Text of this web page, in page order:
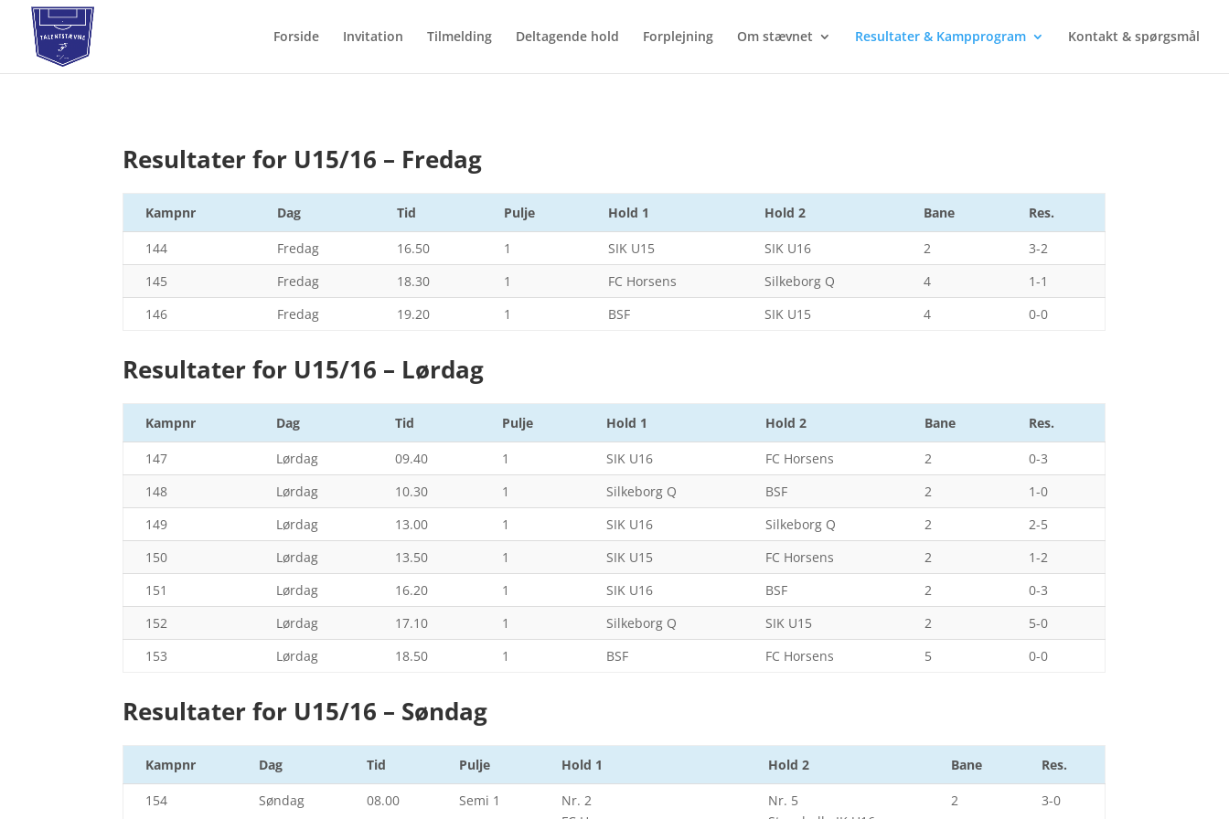
Forside Invitation Tilmelding Deltagende hold Forplejning Om stævnet Resultater & Kampprogram Kontakt & spørgsmål
Resultater for U15/16 – Fredag
Kampnr Dag Tid Pulje Hold 1 Hold 2 Bane Res.
144 Fredag 16.50 1 SIK U15 SIK U16 2
3-2
145
Fredag 18.30 1 FC Horsens Silkeborg Q 4
1-1
146
Fredag 19.20 1 BSF SIK U15 4 0-0
Resultater for U15/16 – Lørdag
Kampnr Dag Tid Pulje Hold 1 Hold 2 Bane Res.
147 Lørdag 09.40 1 SIK U16 FC Horsens 2
0-3
148
Lørdag 10.30 1 Silkeborg Q BSF 2
1-0
149
Lørdag 13.00 1 SIK U16 Silkeborg Q 2
2-5
150
Lørdag 13.50 1 SIK U15 FC Horsens 2
1-2
151
Lørdag 16.20 1 SIK U16 BSF 2
0-3
152
Lørdag 17.10 1 Silkeborg Q SIK U15 2
5-0
153
Lørdag 18.50 1 BSF FC Horsens 5 0-0
Resultater for U15/16 – Søndag
Kampnr Dag Tid Pulje Hold 1 Hold 2 Bane Res.
154 Søndag 08.00 Semi 1
Nr. 2
Nr. 5
2 3-0